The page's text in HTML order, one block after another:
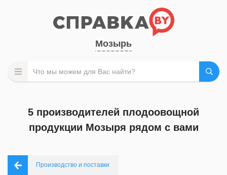
Мозырь
5 производителей плодоовощной
продукции Мозыря рядом с вами
Производство и поставки